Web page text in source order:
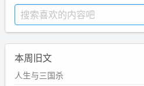
本周旧文
人生与三国杀